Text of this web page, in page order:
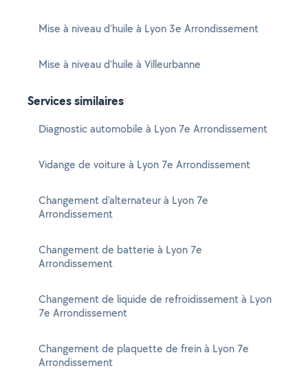
Mise à niveau d'huile à Lyon 3e Arrondissement
Mise à niveau d'huile à Villeurbanne
Services similaires
Diagnostic automobile à Lyon 7e Arrondissement
Vidange de voiture à Lyon 7e Arrondissement
Changement d'alternateur à Lyon 7e
Arrondissement
Changement de batterie à Lyon 7e
Arrondissement
Changement de liquide de refroidissement à Lyon
7e Arrondissement
Changement de plaquette de frein à Lyon 7e
Arrondissement